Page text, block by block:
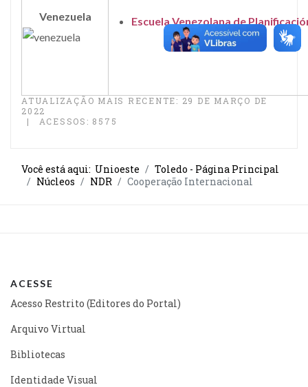
Venezuela Escuela Venezolana de
ATUALIZAÇÃO MAIS RECENTE: 29 DE MARÇO DE
2022
ACESSOS: 8575
Você está aqui: Unioeste
Toledo - Página Principal
Núcleos
NDR Cooperação Internacional
ACESSE
Acesso Restrito (Editores do Portal)
Arquivo Virtual
Bibliotecas
Identidade Visual